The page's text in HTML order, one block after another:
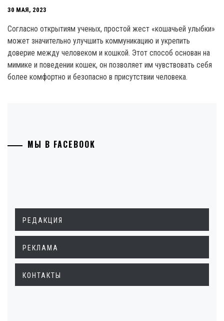
30 МАЯ, 2023
Согласно открытиям ученых, простой жест «кошачьей улыбки»
может значительно улучшить коммуникацию и укрепить
доверие между человеком и кошкой. Этот способ основан на
мимике и поведении кошек, он позволяет им чувствовать себя
более комфортно и безопасно в присутствии человека.
МЫ В FACEBOOK
РЕДАКЦИЯ
РЕКЛАМА
КОНТАКТЫ